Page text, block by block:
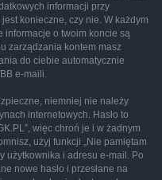
informacji przy
konieczne, czy nie. W każdym
informacje o twoim koncie są
zarządzania kontem masz
do ciebie automatycznie
e-maili.
niemniej nie należy
internetowych. Hasło to
więc chroń je i w żadnym
użyj funkcji „Nie pamiętam
użytkownika i adresu e-mail. Po
nowe hasło i przesłane na